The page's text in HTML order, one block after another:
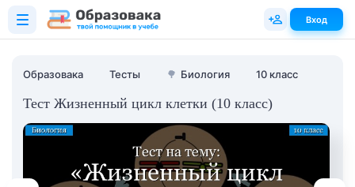
Образовака Тесты 🌳 Биология 10 класс
Тест Жизненный цикл клетки (10 класс)
Вход